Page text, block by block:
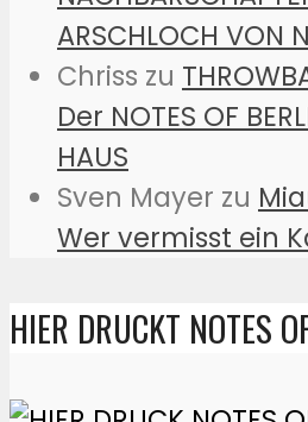
ARSCHLOCH VON
Chriss zu
Der NOTES OF
HAUS
Sven Mayer zu
Wer vermisst ein
HIER DRUCKT NOTES